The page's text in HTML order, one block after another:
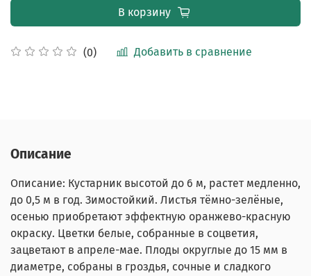
(0) Добавить в сравнение
В корзину
Описание
Описание: Кустарник высотой до 6 м, растет медленно,
до 0,5 м в год. Зимостойкий. Листья тёмно-зелёные,
осенью приобретают эффектную оранжево-красную
окраску. Цветки белые, собранные в соцветия,
зацветают в апреле-мае. Плоды округлые до 15 мм в
диаметре, собраны в гроздья, сочные и сладкого